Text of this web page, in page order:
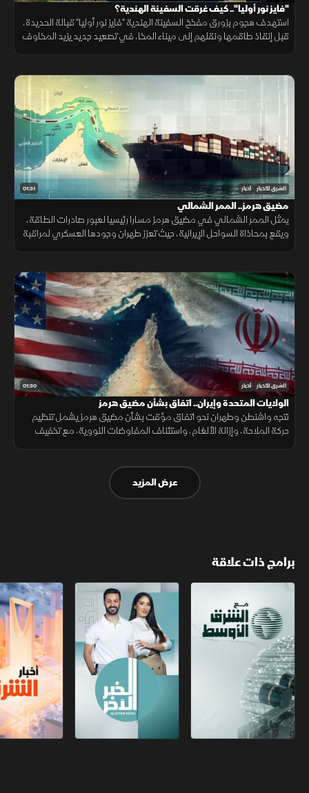
"فايز نور أوليا".. كيف غرقت السفينة الهندية؟
استهدف هجوم بزورق مفخخ السفينة الهندية "فايز نور أوليا" قبالة الحديدة،
قبل إنقاذ طاقمها ونقلهم إلى ميناء المخا، في تصعيد جديد يزيد المخاوف
01:31 الشرق للأخبار أخبار
مضيق هرمز.. الممر الشمالي
يمثل الممر الشمالي في مضيق هرمز مسارا رئيسيا لعبور صادرات الطاقة،
ويقع بمحاذاة السواحل الإيرانية، حيث تعزز طهران وجودها العسكري لمراقبة
01:30 الشرق للأخبار أخبار
الولايات المتحدة وإيران.. اتفاق بشأن مضيق هرمز
تتجه واشنطن وطهران نحو اتفاق مؤقت بشأن مضيق هرمز يشمل تنظيم
حركة الملاحة، وإزالة الألغام، واستئناف المفاوضات النووية، مع تخفيف
عرض المزيد
برامج ذات علاقة
مع الشرق الأوسط الخبر الآخر أخبار الشرق